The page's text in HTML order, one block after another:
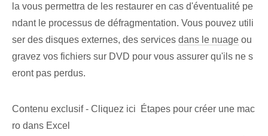
la vous permettra de les restaurer en cas d'éventualité pe
ndant le processus de défragmentation. Vous pouvez utili
ser des disques externes, des services dans le nuage ou
gravez vos fichiers sur DVD pour vous assurer qu'ils ne s
eront pas perdus.
Contenu exclusif - Cliquez ici Étapes pour créer une mac
ro dans Excel